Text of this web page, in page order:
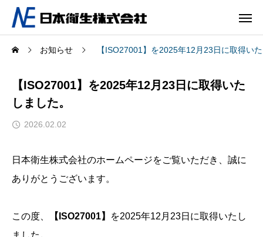
お知らせ 【ISO27001】を2025年12月23日に取得い
【ISO27001】を2025年12月23日に取得いた
しました。
2026.02.02
日本衛生株式会社のホームページをご覧いただき、誠に
ありがとうございます。
この度、 【ISO27001】
を2025年12月23日に取得いたし
ました。